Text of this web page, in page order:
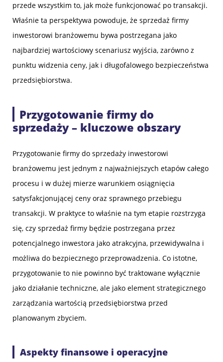
przede wszystkim to, jak może funkcjonować po transakcji.
Właśnie ta perspektywa powoduje, że sprzedaż firmy
inwestorowi branżowemu bywa postrzegana jako
najbardziej wartościowy scenariusz wyjścia, zarówno z
punktu widzenia ceny, jak i długofalowego bezpieczeństwa
przedsiębiorstwa.
Przygotowanie firmy do
sprzedaży – kluczowe obszary
Przygotowanie firmy do sprzedaży inwestorowi
branżowemu jest jednym z najważniejszych etapów całego
procesu i w dużej mierze warunkiem osiągnięcia
satysfakcjonującej ceny oraz sprawnego przebiegu
transakcji. W praktyce to właśnie na tym etapie rozstrzyga
się, czy sprzedaż firmy będzie postrzegana przez
potencjalnego inwestora jako atrakcyjna, przewidywalna i
możliwa do bezpiecznego przeprowadzenia. Co istotne,
przygotowanie to nie powinno być traktowane wyłącznie
jako działanie techniczne, ale jako element strategicznego
zarządzania wartością przedsiębiorstwa przed
planowanym zbyciem.
Aspekty finansowe i operacyjne